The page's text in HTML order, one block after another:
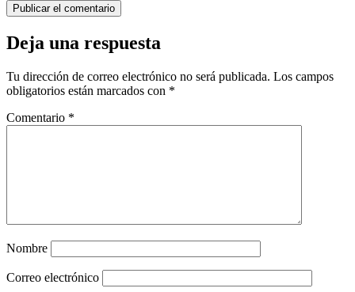
Deja una respuesta
Tu dirección de correo electrónico no será publicada. Los campos
obligatorios están marcados con *
Comentario *
Nombre
Correo electrónico